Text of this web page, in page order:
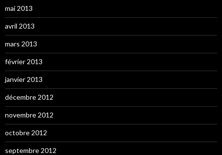
mai 2013
avril 2013
mars 2013
février 2013
janvier 2013
décembre 2012
novembre 2012
octobre 2012
septembre 2012